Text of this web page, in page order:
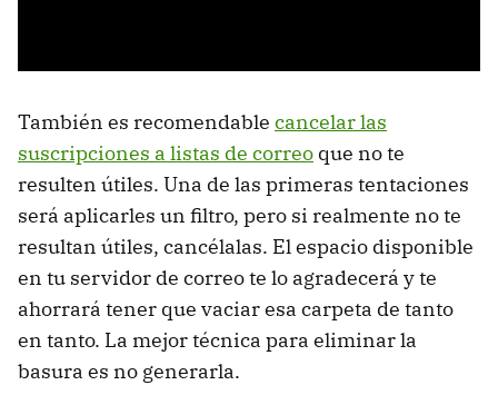
También es recomendable cancelar las
suscripciones a listas de correo que no te
resulten útiles. Una de las primeras tentaciones
será aplicarles un filtro, pero si realmente no te
resultan útiles, cancélalas. El espacio disponible
en tu servidor de correo te lo agradecerá y te
ahorrará tener que vaciar esa carpeta de tanto
en tanto. La mejor técnica para eliminar la
basura es no generarla.